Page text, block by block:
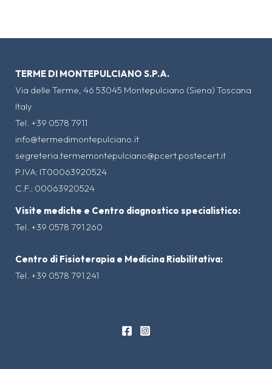
TERME DI MONTEPULCIANO S.P.A.
Via delle Terme, 46 53045 Montepulciano (Siena) Toscana
Italy
Tel. +39 0578 7911
info@termedimontepulciano.it
segreteria.termemontepulciano@pcert.postecert.it
P.IVA: IT00063920524
C.F.: 00063920524
Visite mediche e Centro diagnostico specialistico:
Tel. +39 0578 791 260
Centro di Fisioterapia e Medicina Riabilitativa:
Tel. +39 0578 791 241